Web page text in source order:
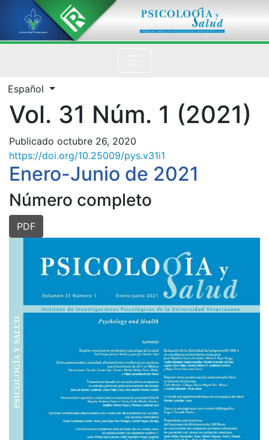
Vol. 31 Núm. 1 (2021): Enero-Junio de 2021
Cambiar el idioma. El actual es:
Español
Vol. 31 Núm. 1 (2021)
Publicado octubre 26, 2020
https://doi.org/10.25009/pys.v31i1
Enero-Junio de 2021
Número completo
PDF